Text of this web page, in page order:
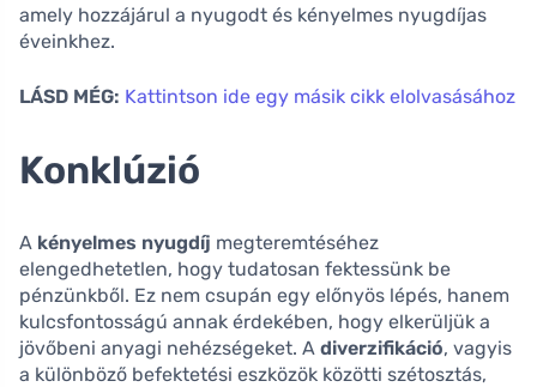
amely hozzájárul a nyugodt és kényelmes nyugdíjas
éveinkhez.
LÁSD MÉG: Kattintson ide egy másik cikk elolvasásához
Konklúzió
A kényelmes nyugdíj megteremtéséhez
elengedhetetlen, hogy tudatosan fektessünk be
pénzünkből. Ez nem csupán egy előnyös lépés, hanem
kulcsfontosságú annak érdekében, hogy elkerüljük a
jövőbeni anyagi nehézségeket. A diverzifikáció, vagyis
a különböző befektetési eszközök közötti szétosztás,